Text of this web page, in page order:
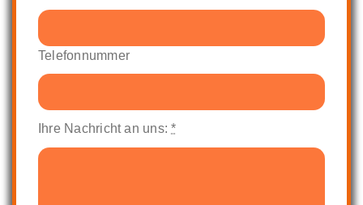
Telefonnummer
Ihre Nachricht an uns:*